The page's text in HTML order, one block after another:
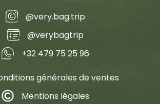
@very.bag.trip
@verybagtrip
+32 479 75 25 96
générales de ventes
Mentions légales